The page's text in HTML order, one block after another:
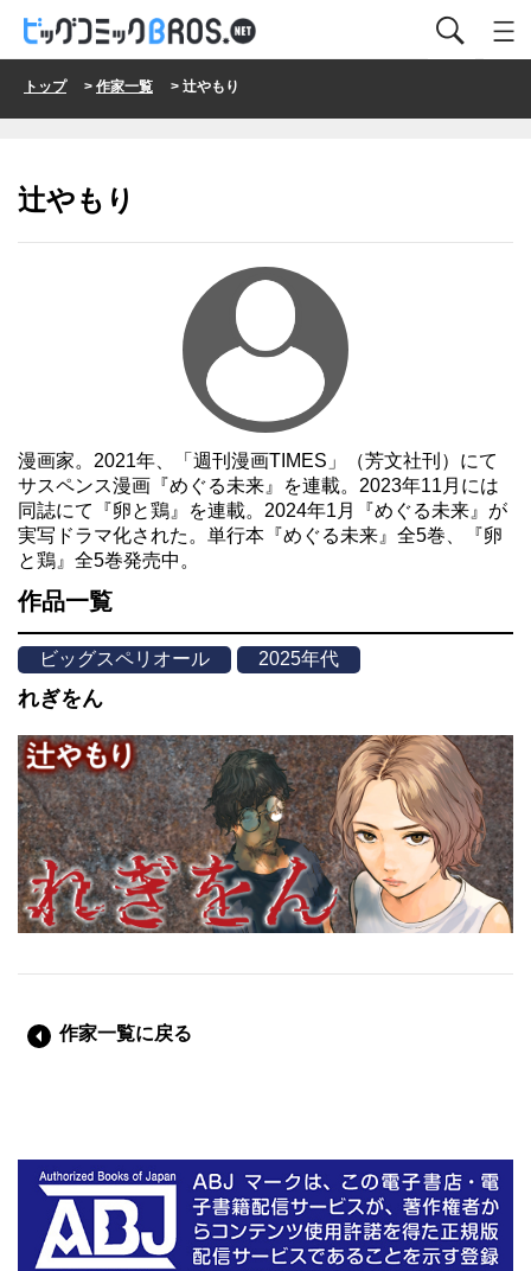
トップ> 作家一覧 > 辻やもり
辻やもり
漫画家。2021年、「週刊漫画TIMES」（芳文社刊）にて
サスペンス漫画『めぐる未来』を連載。2023年11月には
同誌にて『卵と鶏』を連載。2024年1月『めぐる未来』が
実写ドラマ化された。単行本『めぐる未来』全5巻、『卵
と鶏』全5巻発売中。
作品一覧
ビッグスペリオール 2025年代
れぎをん
作家一覧に戻る